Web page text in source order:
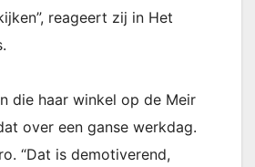
reageert zij in Het
die haar winkel op de Meir
over een ganse werkdag.
“Dat is demotiverend,